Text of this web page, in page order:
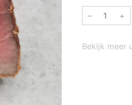
– +
Bekijk meer